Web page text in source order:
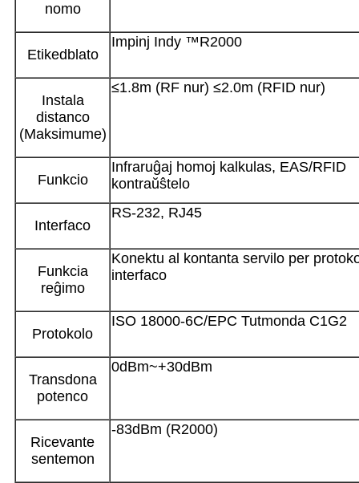
nomo
Etikedblato
Impinj Indy ™R2000
Instala
distanco
(Maksimume)
≤1.8m (RF nur) ≤2.0m (RFID nur)
Funkcio
Infraruĝaj homoj kalkulas, EAS/RFID
kontraŭŝtelo
Interfaco
RS-232, RJ45
Funkcia
reĝimo
Konektu al kontanta servilo per
interfaco
Protokolo
ISO 18000-6C/EPC Tutmonda C1G2
Transdona
potenco
0dBm~+30dBm
Ricevante
sentemon
-83dBm (R2000)